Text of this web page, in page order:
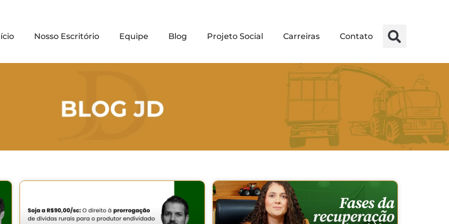
Nosso Escritório Equipe Blog Projeto Social Carreiras Contato